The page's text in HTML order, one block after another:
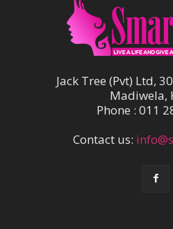
Jack Tree (Pvt) Ltd,
Madiwela,
Phone : 011
Contact us: